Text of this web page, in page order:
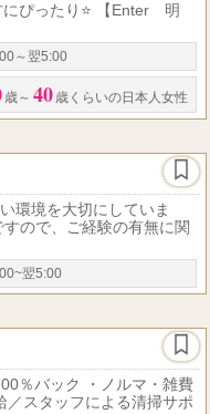
にぴったり⭐️ 【Enter 明
～翌5:00
入店祝い金もあるので、スタート
歳～ 40 歳くらいの日本人女性
環境を大切にしていま
ので、ご経験の有無に関
翌5:00
％バック ・ノルマ・雑費
／スタッフによる清掃サポ